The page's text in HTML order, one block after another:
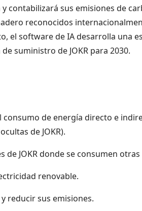
contabilizará sus emisiones de
reconocidos
el software de IA desarrolla una
suministro de JOKR para 2030.
de energía directo e
de JOKR).
JOKR donde se consumen
renovable.
reducir sus emisiones.